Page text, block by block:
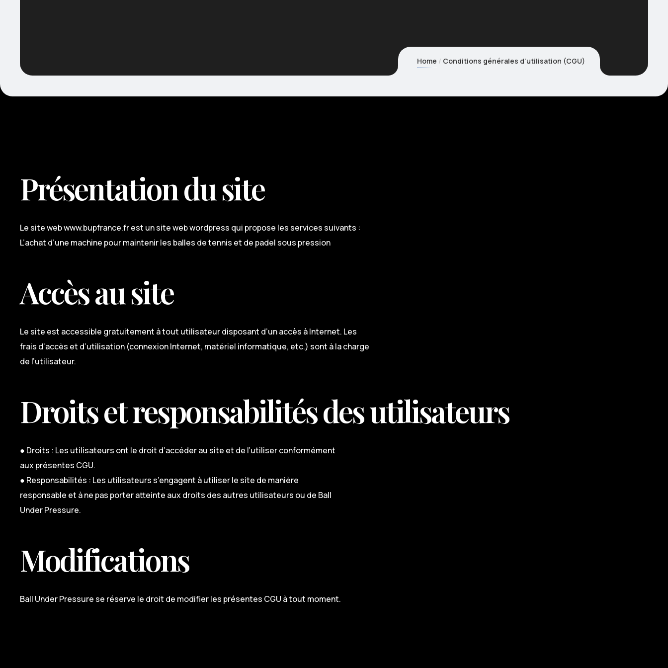
Home Conditions générales d’utilisation (CGU)
Présentation du site
Le site web www.bupfrance.fr est un site web wordpress qui propose les services suivants :
L’achat d’une machine pour maintenir les balles de tennis et de padel sous pression
Accès au site
Le site est accessible gratuitement à tout utilisateur disposant d’un accès à Internet. Les
frais d’accès et d’utilisation (connexion Internet, matériel informatique, etc.) sont à la charge
de l’utilisateur.
Droits et responsabilités des utilisateurs
● Droits : Les utilisateurs ont le droit d’accéder au site et de l’utiliser conformément
aux présentes CGU.
● Responsabilités : Les utilisateurs s’engagent à utiliser le site de manière
responsable et à ne pas porter atteinte aux droits des autres utilisateurs ou de Ball
Under Pressure.
Modifications
Ball Under Pressure se réserve le droit de modifier les présentes CGU à tout moment.